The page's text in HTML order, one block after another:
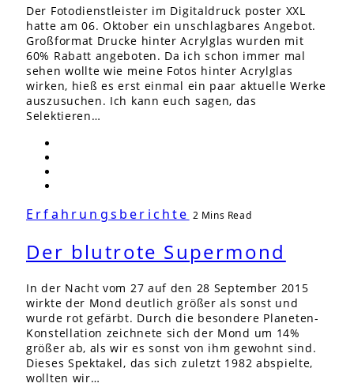
Der Fotodienstleister im Digitaldruck poster XXL
hatte am 06. Oktober ein unschlagbares Angebot.
Großformat Drucke hinter Acrylglas wurden mit
60% Rabatt angeboten. Da ich schon immer mal
sehen wollte wie meine Fotos hinter Acrylglas
wirken, hieß es erst einmal ein paar aktuelle Werke
auszusuchen. Ich kann euch sagen, das
Selektieren…
Erfahrungsberichte 2 Mins Read
Der blutrote Supermond
In der Nacht vom 27 auf den 28 September 2015
wirkte der Mond deutlich größer als sonst und
wurde rot gefärbt. Durch die besondere Planeten-
Konstellation zeichnete sich der Mond um 14%
größer ab, als wir es sonst von ihm gewohnt sind.
Dieses Spektakel, das sich zuletzt 1982 abspielte,
wollten wir…